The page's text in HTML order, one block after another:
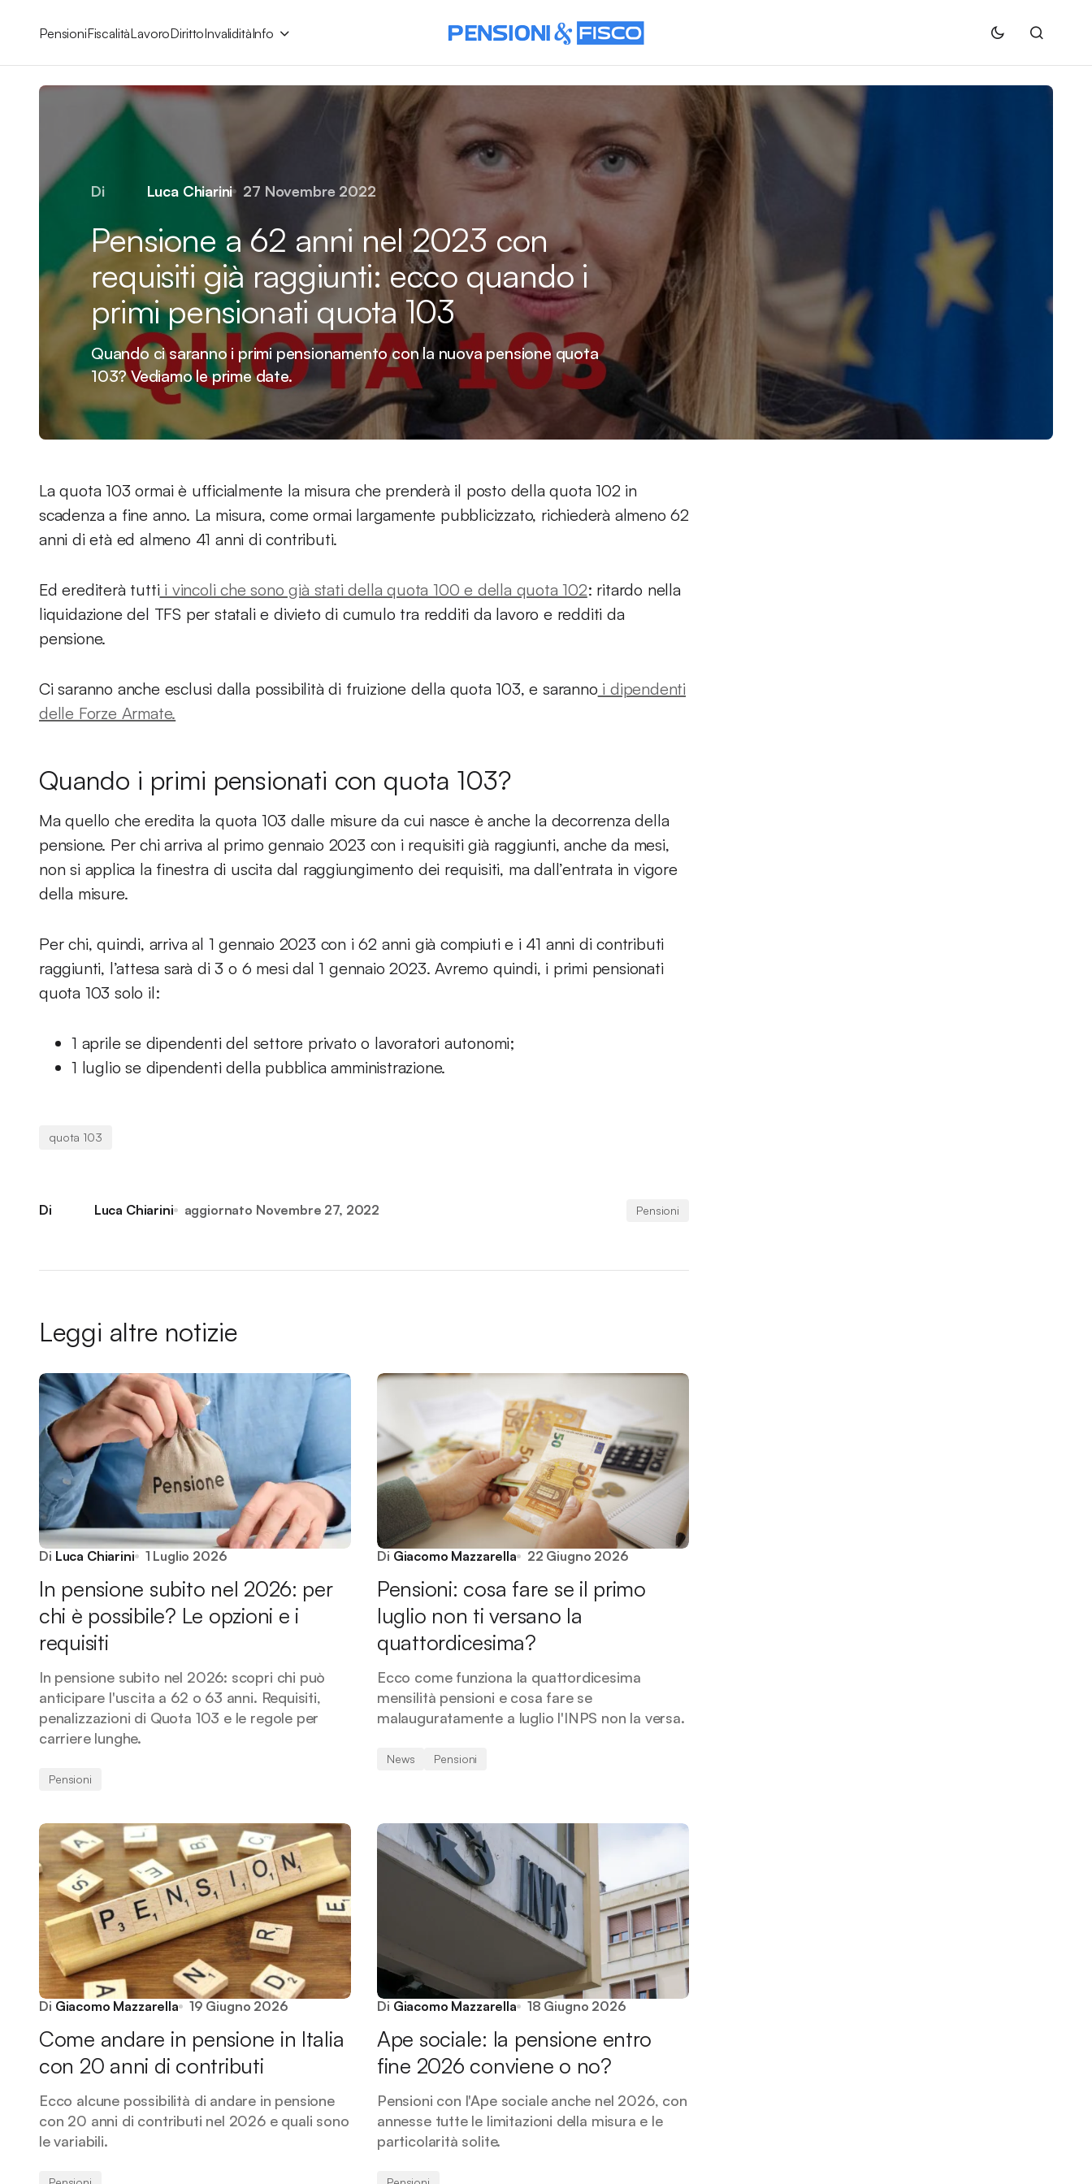
PensioniFiscalitàLavoroDirittoInvaliditàInfo
Di Luca Chiarini 27 Novembre 2022
Pensione a 62 anni nel 2023 con
requisiti già raggiunti: ecco quando i
primi pensionati quota 103
Quando ci saranno i primi pensionamento con la nuova pensione quota
103? Vediamo le prime date.
La quota 103 ormai è ufficialmente la misura che prenderà il posto della quota 102 in
scadenza a fine anno. La misura, come ormai largamente pubblicizzato, richiederà almeno 62
anni di età ed almeno 41 anni di contributi.
Ed erediterà tutti i vincoli che sono già stati della quota 100 e della quota 102: ritardo nella
liquidazione del TFS per statali e divieto di cumulo tra redditi da lavoro e redditi da
pensione.
Ci saranno anche esclusi dalla possibilità di fruizione della quota 103, e saranno i dipendenti
delle Forze Armate.
Quando i primi pensionati con quota 103?
Ma quello che eredita la quota 103 dalle misure da cui nasce è anche la decorrenza della
pensione. Per chi arriva al primo gennaio 2023 con i requisiti già raggiunti, anche da mesi,
non si applica la finestra di uscita dal raggiungimento dei requisiti, ma dall’entrata in vigore
della misure.
Per chi, quindi, arriva al 1 gennaio 2023 con i 62 anni già compiuti e i 41 anni di contributi
raggiunti, l’attesa sarà di 3 o 6 mesi dal 1 gennaio 2023. Avremo quindi, i primi pensionati
quota 103 solo il:
1 aprile se dipendenti del settore privato o lavoratori autonomi;
1 luglio se dipendenti della pubblica amministrazione.
quota 103
Di Luca Chiarini aggiornato Novembre 27, 2022 Pensioni
Leggi altre notizie
Di Luca Chiarini 1 Luglio 2026
In pensione subito nel 2026: per
chi è possibile? Le opzioni e i
requisiti
In pensione subito nel 2026: scopri chi può
anticipare l'uscita a 62 o 63 anni. Requisiti,
penalizzazioni di Quota 103 e le regole per
carriere lunghe.
Pensioni
Di Giacomo Mazzarella 22 Giugno 2026
Pensioni: cosa fare se il primo
luglio non ti versano la
quattordicesima?
Ecco come funziona la quattordicesima
mensilità pensioni e cosa fare se
malauguratamente a luglio l'INPS non la versa.
News Pensioni
Di Giacomo Mazzarella 19 Giugno 2026
Come andare in pensione in Italia
con 20 anni di contributi
Ecco alcune possibilità di andare in pensione
con 20 anni di contributi nel 2026 e quali sono
le variabili.
Di Giacomo Mazzarella 18 Giugno 2026
Ape sociale: la pensione entro
fine 2026 conviene o no?
Pensioni con l'Ape sociale anche nel 2026, con
annesse tutte le limitazioni della misura e le
particolarità solite.